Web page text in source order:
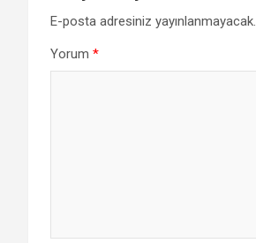
E-posta adresiniz yayınlanmayacak.
Yorum *